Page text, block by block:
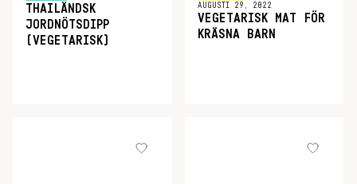
THAILÄNDSK
JORDNÖTSDIPP
(VEGETARISK)
AUGUSTI 29, 2022
VEGETARISK MAT FÖR
KRÄSNA BARN